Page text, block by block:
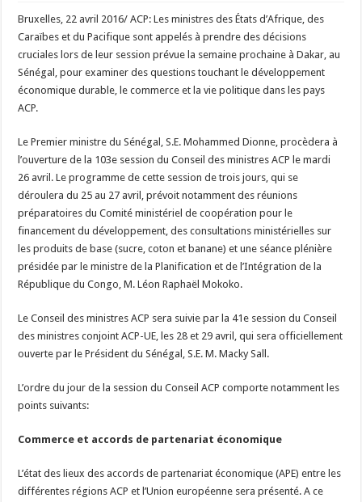
le
financement
du
développement,
questions
politiques
au
Bruxelles, 22 avril 2016/ ACP: Les ministres des États d’Afrique, des
Caraïbes et du Pacifique sont appelés à prendre des décisions
cruciales lors de leur session prévue la semaine prochaine à Dakar, au
Sénégal, pour examiner des questions touchant le développement
économique durable, le commerce et la vie politique dans les pays
ACP.
Le Premier ministre du Sénégal, S.E. Mohammed Dionne, procèdera à
l’ouverture de la 103e session du Conseil des ministres ACP le mardi
26 avril. Le programme de cette session de trois jours, qui se
déroulera du 25 au 27 avril, prévoit notamment des réunions
préparatoires du Comité ministériel de coopération pour le
financement du développement, des consultations ministérielles sur
les produits de base (sucre, coton et banane) et une séance plénière
présidée par le ministre de la Planification et de l’Intégration de la
République du Congo, M. Léon Raphaël Mokoko.
Le Conseil des ministres ACP sera suivie par la 41e session du Conseil
des ministres conjoint ACP-UE, les 28 et 29 avril, qui sera officiellement
ouverte par le Président du Sénégal, S.E. M. Macky Sall.
L’ordre du jour de la session du Conseil ACP comporte notamment les
points suivants:
Commerce et accords de partenariat économique
L’état des lieux des accords de partenariat économique (APE) entre les
différentes régions ACP et l’Union européenne sera présenté. A ce